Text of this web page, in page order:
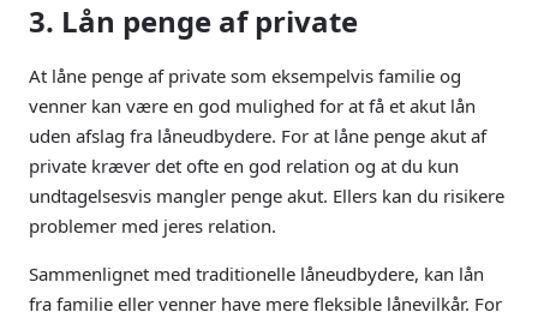
3. Lån penge af private
At låne penge af private som eksempelvis familie og
venner kan være en god mulighed for at få et akut lån
uden afslag fra låneudbydere. For at låne penge akut af
private kræver det ofte en god relation og at du kun
undtagelsesvis mangler penge akut. Ellers kan du risikere
problemer med jeres relation.
Sammenlignet med traditionelle låneudbydere, kan lån
fra familie eller venner have mere fleksible lånevilkår. For